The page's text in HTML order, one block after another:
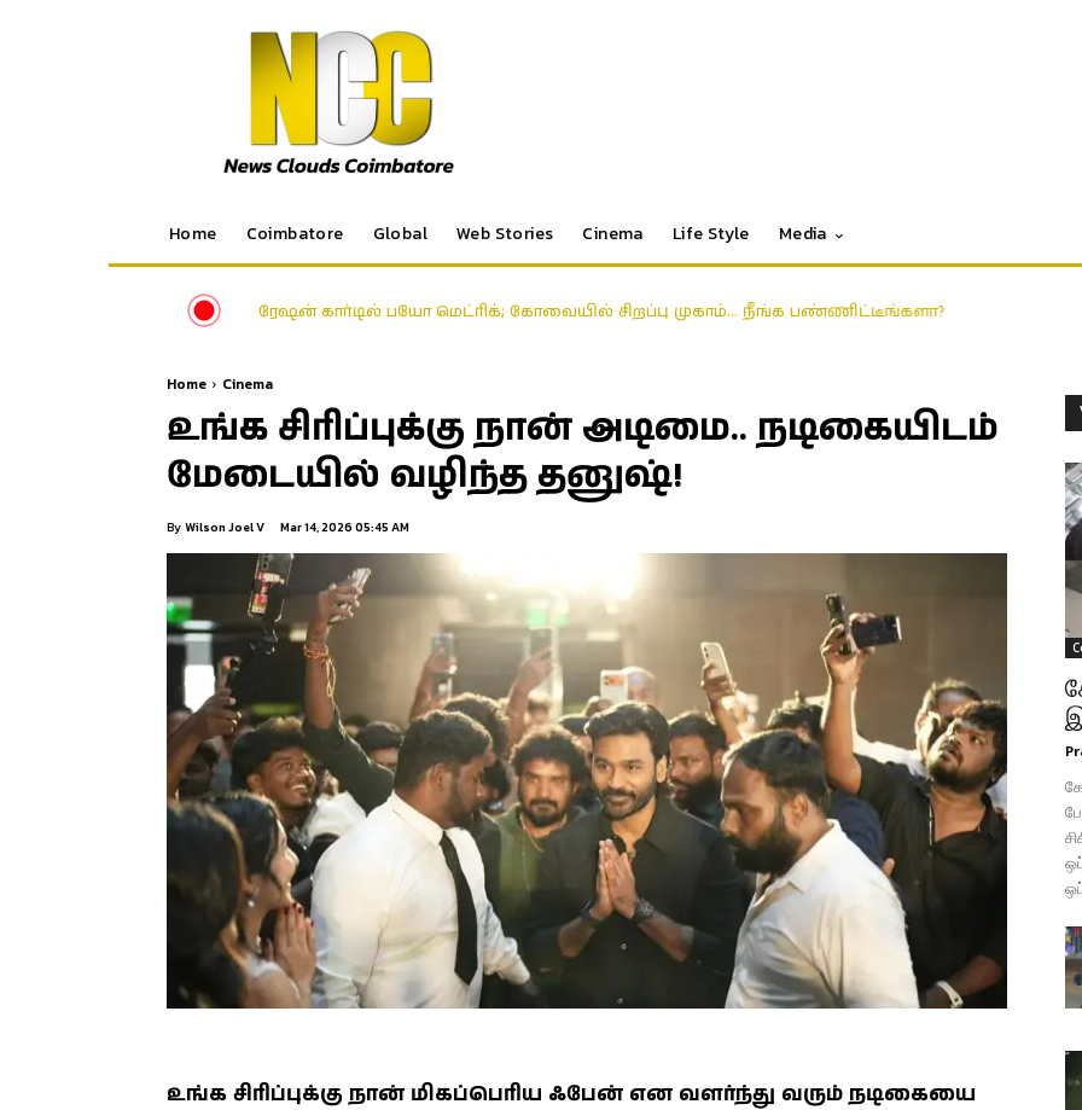
Home Coimbatore Global Web Stories Cinema Life Style Media
ரேஷன் கார்டில் பயோ மெட்ரிக்; கோவையில் சிறப்பு முகாம்… நீங்க பண்ணிட்டீங்களா?
Home Cinema
உங்க சிரிப்புக்கு நான் அடிமை.. நடிகையிடம்
மேடையில் வழிந்த தனுஷ்!
By Wilson Joel V Mar 14, 2026 05:45 AM
உங்க சிரிப்புக்கு நான் மிகப்பெரிய ஃபேன் என வளர்ந்து வரும் நடிகையை